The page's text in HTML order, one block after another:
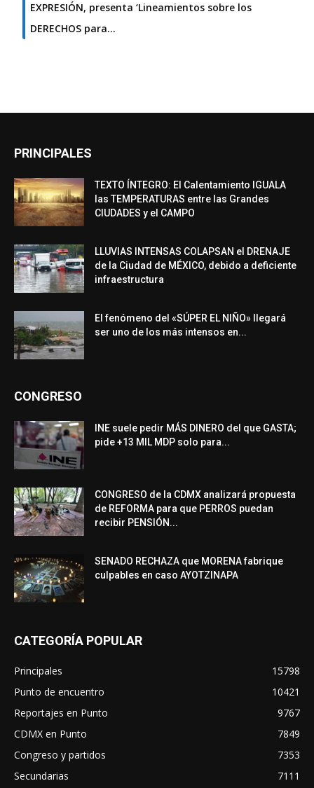
EXPRESIÓN, presenta ‘Lineamientos sobre los
DERECHOS para…
PRINCIPALES
TEXTO ÍNTEGRO: El Calentamiento IGUALA
las TEMPERATURAS entre las Grandes
CIUDADES y el CAMPO
LLUVIAS INTENSAS COLAPSAN el DRENAJE
de la Ciudad de MÉXICO, debido a deficiente
infraestructura
El fenómeno del «SÚPER EL NIÑO» llegará
ser uno de los más intensos en...
CONGRESO
INE suele pedir MÁS DINERO del que GASTA;
pide +13 MIL MDP solo para...
CONGRESO de la CDMX analizará propuesta
de REFORMA para que PERROS puedan
recibir PENSIÓN...
SENADO RECHAZA que MORENA fabrique
culpables en caso AYOTZINAPA
CATEGORÍA POPULAR
Principales
15798
Punto de encuentro
10421
Reportajes en Punto
9767
CDMX en Punto
7849
Congreso y partidos
7353
Secundarias
7111